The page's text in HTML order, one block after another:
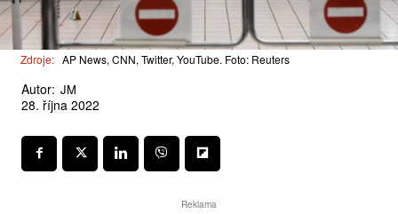
Zdroje: AP News, CNN, Twitter, YouTube. Foto: Reuters
Autor: JM
28. října 2022
Reklama